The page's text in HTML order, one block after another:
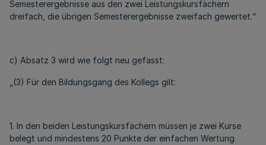
Semesterergebnisse aus den zwei Leistungskursfächern
dreifach, die übrigen Semesterergebnisse zweifach gewertet.“
c) Absatz 3 wird wie folgt neu gefasst:
„(3) Für den Bildungsgang des Kollegs gilt:
1. In den beiden Leistungskursfächern müssen je zwei Kurse
belegt und mindestens 20 Punkte der einfachen Wertung